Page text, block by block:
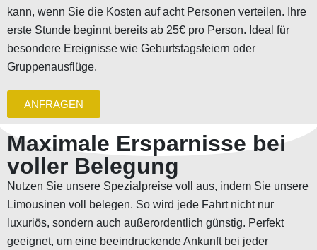
kann, wenn Sie die Kosten auf acht Personen verteilen. Ihre
erste Stunde beginnt bereits ab 25€ pro Person. Ideal für
besondere Ereignisse wie Geburtstagsfeiern oder
Gruppenausflüge.
ANFRAGEN
Maximale Ersparnisse bei
voller Belegung
Nutzen Sie unsere Spezialpreise voll aus, indem Sie unsere
Limousinen voll belegen. So wird jede Fahrt nicht nur
luxuriös, sondern auch außerordentlich günstig. Perfekt
geeignet, um eine beeindruckende Ankunft bei jeder